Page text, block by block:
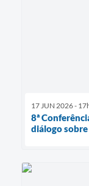
17 JUN 2026 -
8ª
diálogo